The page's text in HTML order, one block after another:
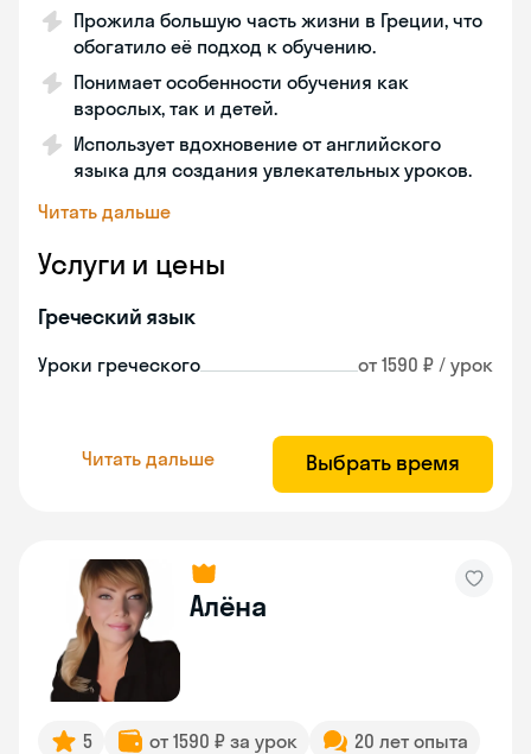
Прожила большую часть жизни в Греции, что
обогатило её подход к обучению.
Понимает особенности обучения как
взрослых, так и детей.
Использует вдохновение от английского
языка для создания увлекательных уроков.
Читать дальше
Услуги и цены
Греческий язык
Уроки греческого от 1590 ₽ / урок
Читать дальше Выбрать время
Алёна
5 от 1590 ₽ за урок
20 лет опыта